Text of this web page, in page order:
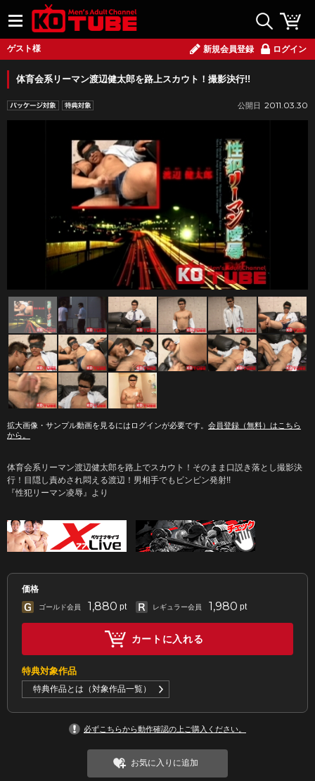
ゲスト様 新規会員登録 ログイン
体育会系リーマン渡辺健太郎を路上スカウト！撮影決行!!
2011.03.30
拡大画像・サンプル動画を見るにはログインが必要です。 会員登録（無料）はこちら
から。
体育会系リーマン渡辺健太郎を路上でスカウト！そのまま口説き落とし撮影決
行！目隠し責めされ悶える渡辺！男相手でもビンビン発射!!
『性犯リーマン凌辱』より
価格
ゴールド会員 1,880 pt レギュラー会員 1,980 pt
カートに入れる
特典対象作品
特典作品とは（対象作品一覧）
必ずこちらから動作確認の上ご購入ください。
お気に入りに追加